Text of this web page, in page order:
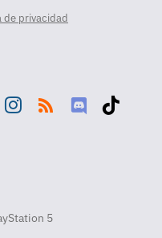
de privacidad
5